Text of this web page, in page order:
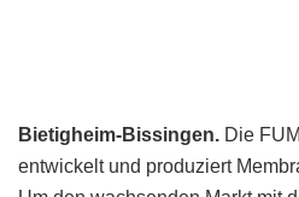
Bietigheim-Bissingen. Die
entwickelt und produziert